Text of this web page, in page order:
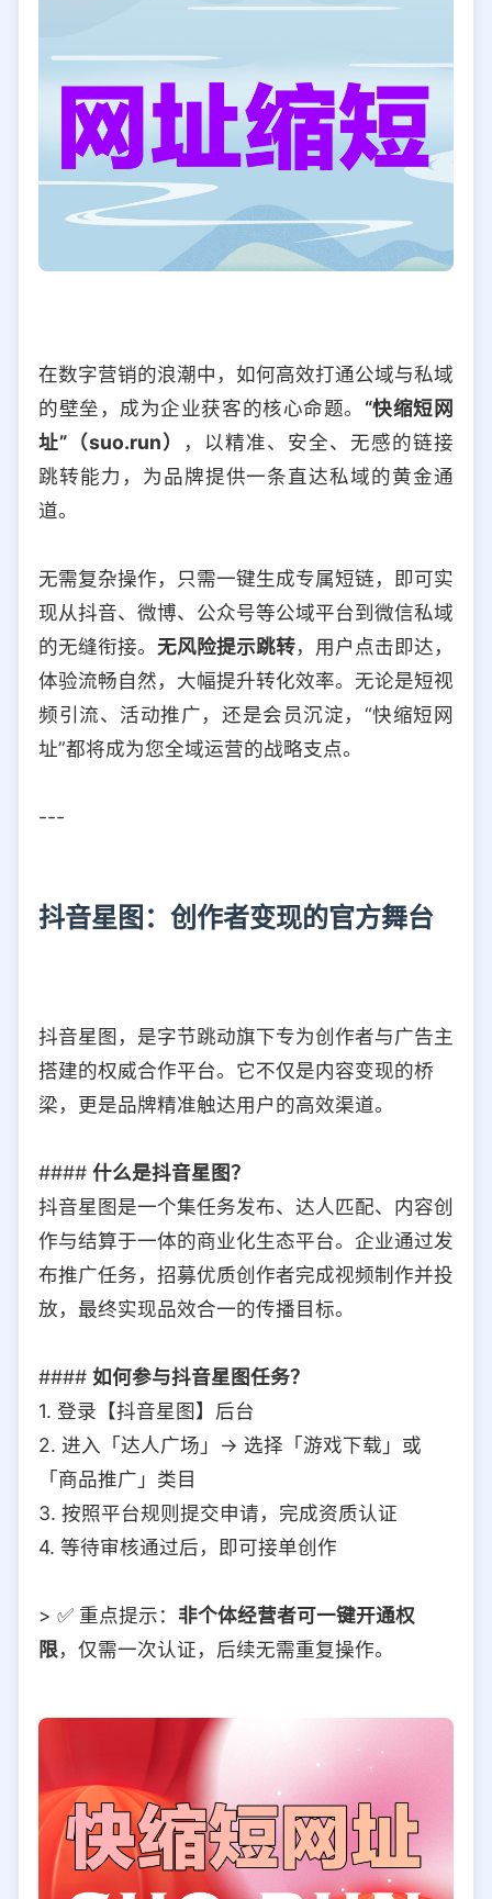
在数字营销的浪潮中，如何高效打通公域与私域
的壁垒，成为企业获客的核心命题。 “快缩短网
址”（suo.run）
，以精准、安全、无感的链接
跳转能力，为品牌提供一条直达私域的黄金通
道。
无需复杂操作，只需一键生成专属短链，即可实
现从抖音、微博、公众号等公域平台到微信私域
的无缝衔接。 无风险提示跳转，用户点击即达，
体验流畅自然，大幅提升转化效率。无论是短视
频引流、活动推广，还是会员沉淀，“快缩短网
址”都将成为您全域运营的战略支点。
---
抖音星图：创作者变现的官方舞台
抖音星图，是字节跳动旗下专为创作者与广告主
搭建的权威合作平台。它不仅是内容变现的桥
梁，更是品牌精准触达用户的高效渠道。
#### 什么是抖音星图？
抖音星图是一个集任务发布、达人匹配、内容创
作与结算于一体的商业化生态平台。企业通过发
布推广任务，招募优质创作者完成视频制作并投
放，最终实现品效合一的传播目标。
#### 如何参与抖音星图任务？
1. 登录【抖音星图】后台
2. 进入「达人广场」→ 选择「游戏下载」或
「商品推广」类目
3. 按照平台规则提交申请，完成资质认证
4. 等待审核通过后，即可接单创作
> ✅ 重点提示： 非个体经营者可一键开通权
限，仅需一次认证，后续无需重复操作。